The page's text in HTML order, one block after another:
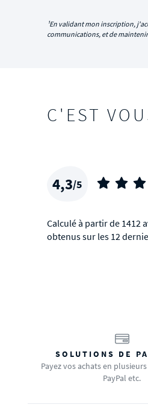
¹En validant mon inscription,
communications, et de
C'EST
4,3/5
Calculé à partir de 1412
obtenus sur les 12
SOLUTIONS DE
Payez vos achats en
PayPal etc.